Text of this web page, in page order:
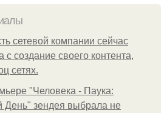
сетевой компании сейчас
создание своего контента,
сетях.
"Человека - Паука:
зендея выбрала не